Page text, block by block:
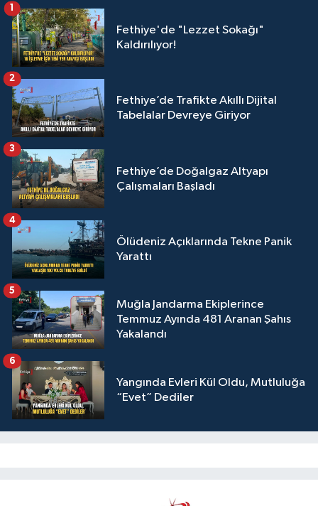
Fethiye'de "Lezzet Sokağı"
Kaldırılıyor!
Fethiye’de Trafikte Akıllı Dijital
Tabelalar Devreye Giriyor
2
Fethiye’de Doğalgaz Altyapı
Çalışmaları Başladı
3
Ölüdeniz Açıklarında Tekne Panik
Yarattı
4
Muğla Jandarma Ekiplerince
Temmuz Ayında 481 Aranan Şahıs
Yakalandı
5
Yangında Evleri Kül Oldu, Mutluluğa
“Evet” Dediler
6